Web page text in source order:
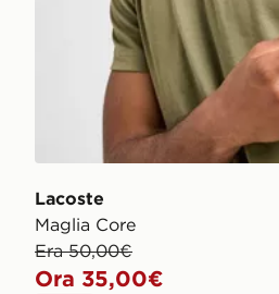
Lacoste
Maglia Core
Era 50,00€
Ora 35,00€